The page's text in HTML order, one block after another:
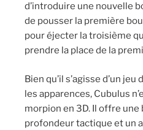
d’introduire une nouvelle
de pousser la première
pour éjecter la troisième
prendre la place de la
Bien qu’il s’agisse d’un
les apparences, Cubulus
morpion en 3D. Il offre une
profondeur tactique et un